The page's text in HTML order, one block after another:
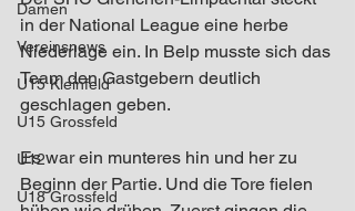
Damen
Vereinsnews
U15 Kleinfeld
U15 Grossfeld
U12
U18 Grossfeld
in der National League eine herbe
Niederlage ein. In Belp musste sich das
Team den Gastgebern deutlich
geschlagen geben.
Es war ein munteres hin und her zu
Beginn der Partie. Und die Tore fielen